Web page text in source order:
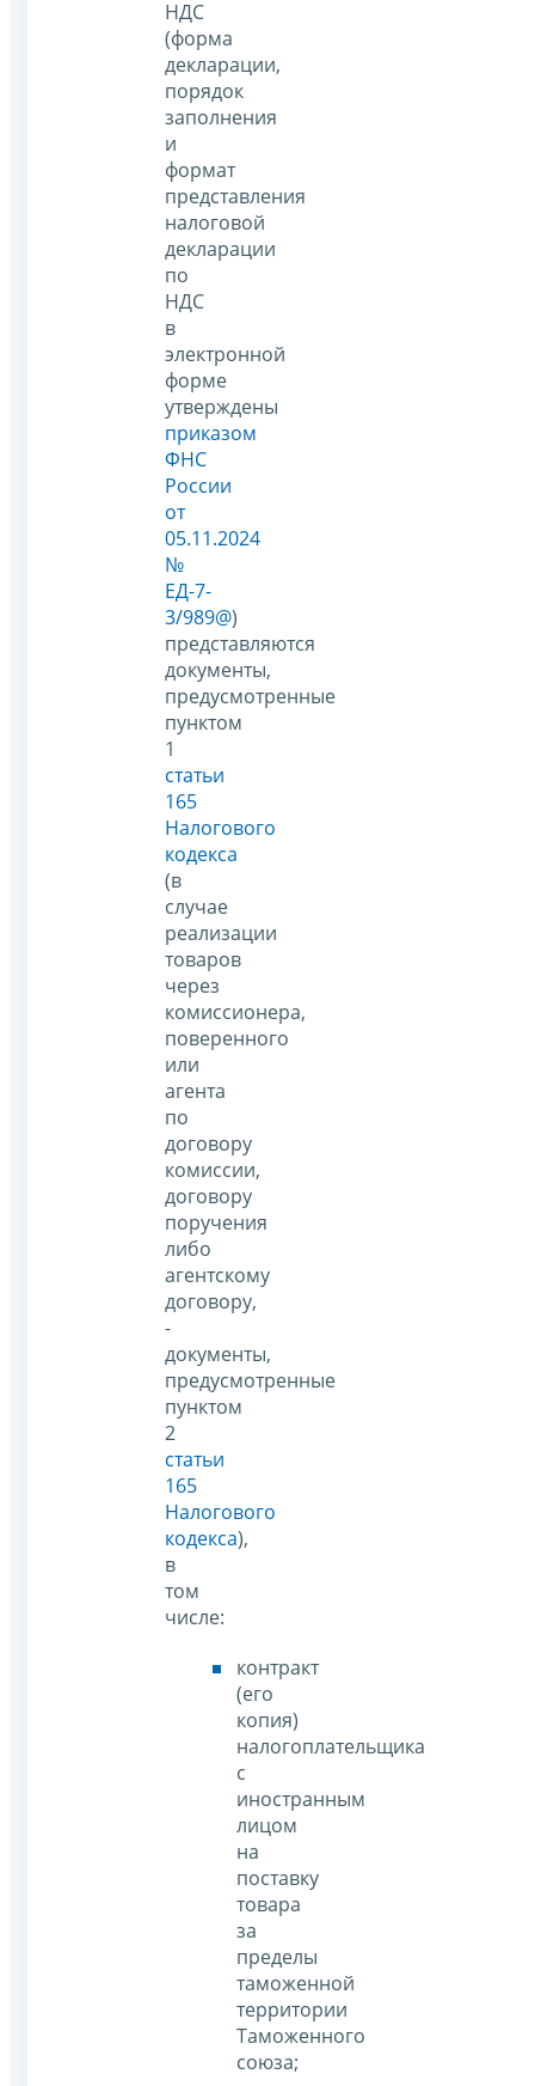
НДС
(форма
декларации,
порядок
заполнения
и
формат
представления
налоговой
декларации
по
НДС
в
электронной
форме
утверждены
приказом
ФНС
России
от
05.11.2024
№
ЕД-7-
3/989@)
представляются
документы,
предусмотренные
пунктом
1
статьи
165
Налогового
кодекса
(в
случае
реализации
товаров
через
комиссионера,
поверенного
или
агента
по
договору
комиссии,
договору
поручения
либо
агентскому
договору,
-
документы,
предусмотренные
пунктом
2
статьи
165
Налогового
кодекса),
в
том
числе:
контракт
(его
копия)
налогоплательщика
с
иностранным
лицом
на
поставку
товара
за
пределы
таможенной
территории
Таможенного
союза;